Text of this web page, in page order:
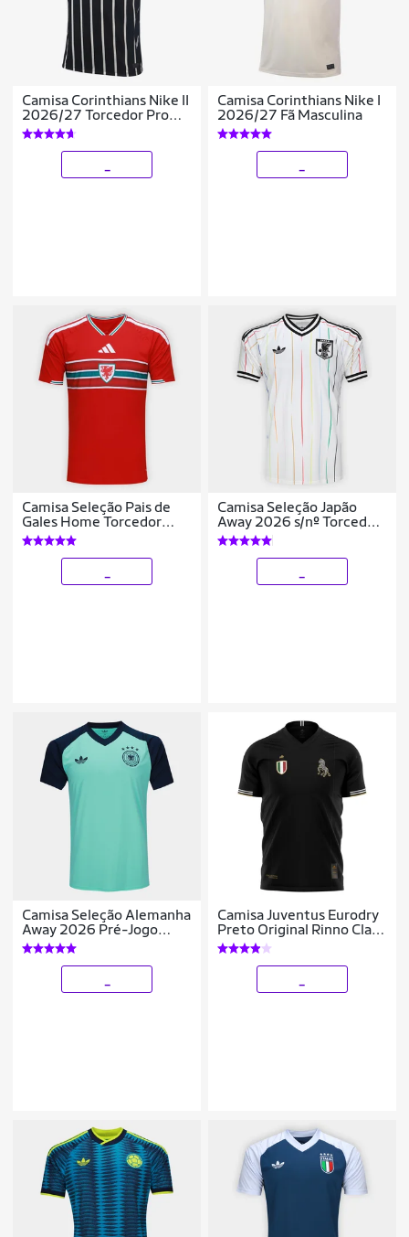
Camisa Corinthians Nike II
2026/27 Torcedor Pro
Masculina
Camisa Corinthians Nike I
2026/27 Fã Masculina
Camisa Seleção Pais de
Gales Home Torcedor
2026 s/n Adidas
Masculina
Camisa Seleção Japão
Away 2026 s/nº Torcedor
Adidas Originals
Masculina
Camisa Seleção Alemanha
Away 2026 Pré-Jogo
Adidas Originals
Masculina
Camisa Juventus Eurodry
Preto Original Rinno Class
Futebol